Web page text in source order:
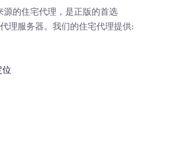
源的住宅代理，是正版的首选
理服务器。我们的住宅代理提供:
位